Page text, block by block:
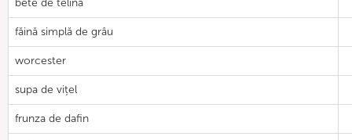
bete de telina
făină simplă de grâu
worcester
supa de vițel
frunza de dafin